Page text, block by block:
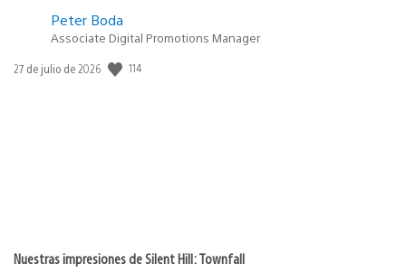
Peter Boda
Associate Digital Promotions Manager
Fecha
27 de julio de 2026 114
Nuestras impresiones de Silent Hill: Townfall